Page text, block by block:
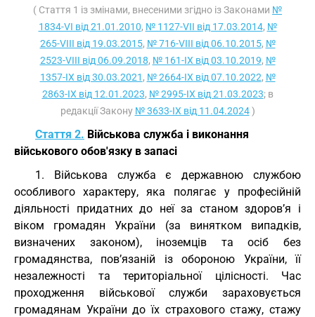
( Стаття 1 із змінами, внесеними згідно із Законами №
1834-VI від 21.01.2010, № 1127-VII від 17.03.2014, №
265-VIII від 19.03.2015, № 716-VIII від 06.10.2015, №
2523-VIII від 06.09.2018, № 161-IX від 03.10.2019, №
1357-IX від 30.03.2021 , № 2664-IX від 07.10.2022, №
2863-IX від 12.01.2023, № 2995-IX від 21.03.2023; в
редакції Закону № 3633-IX від 11.04.2024)
Стаття 2. Військова служба і виконання
військового обов'язку в запасі
1. Військова служба є державною службою
особливого характеру, яка полягає у професійній
діяльності придатних до неї за станом здоров’я і
віком громадян України (за винятком випадків,
визначених законом), іноземців та осіб без
громадянства, пов’язаній із обороною України, її
незалежності та територіальної цілісності. Час
проходження військової служби зараховується
громадянам України до їх страхового стажу, стажу